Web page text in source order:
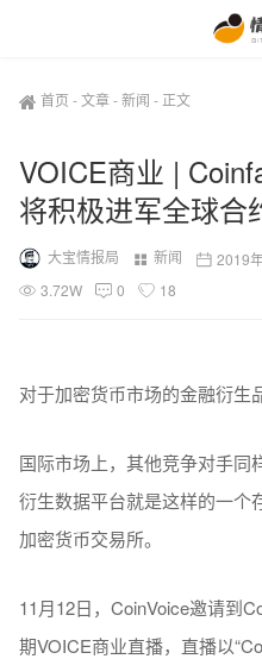
首页 -文章-新闻 - 正文
VOICE商业 |
将积极进军全球合
大宝情报局 新闻
2019
3.72W
0 18
对于加密货币市场的金融衍生
国际市场上，其他竞争对手同
衍生数据平台就是这样的一个
加密货币交易所。
11月12日，CoinVoice邀请到
期VOICE商业直播，直播以